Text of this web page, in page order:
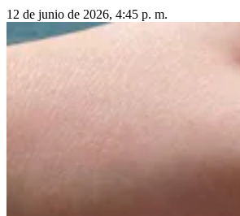
12 de junio de 2026, 4:45 p. m.